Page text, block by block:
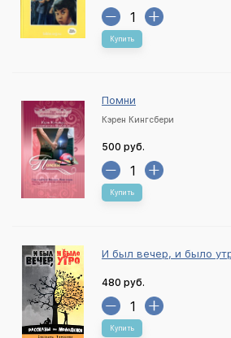
Купить
Помни
Кэрен Кингсбери
500 руб.
Купить
И был вечер, и было
480 руб.
Купить